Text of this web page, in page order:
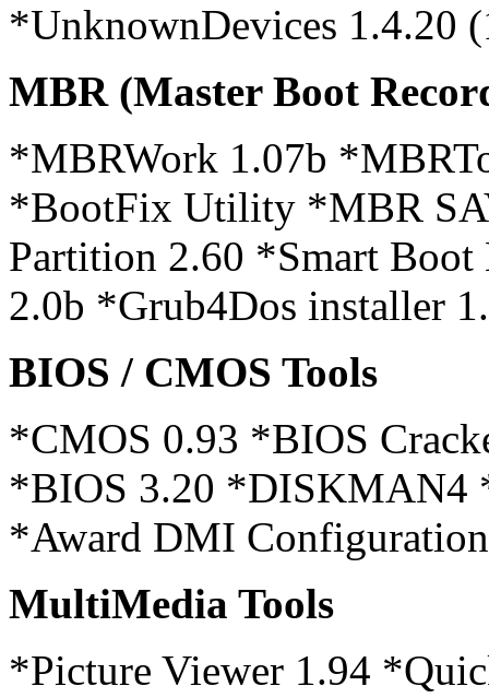
*UnknownDevices 1.4.20
MBR (Master Boot
*MBRWork 1.07b
*BootFix Utility *MBR
Partition 2.60 *Smart
2.0b *Grub4Dos installer
BIOS / CMOS Tools
*CMOS 0.93 *BIOS
*BIOS 3.20 *DISKMAN4
*Award DMI
MultiMedia Tools
*Picture Viewer 1.94